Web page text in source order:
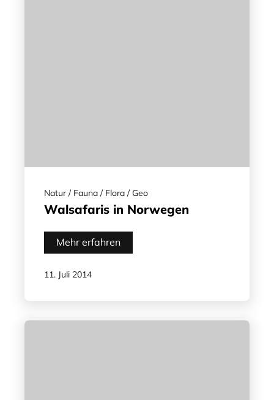
Natur / Fauna / Flora / Geo
Walsafaris in Norwegen
Mehr erfahren
11. Juli 2014